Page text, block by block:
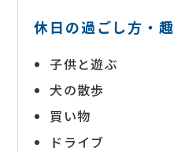
休日の過ごし方・
子供と遊ぶ
犬の散歩
買い物
ドライブ